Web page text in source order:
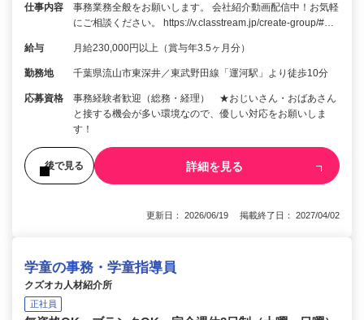
仕事内容
事務業務全般をお願いします。 会社紹介動画配信中！お気軽
にご相談ください。 https://v.classtream.jp/create-group/#…
給与 月給230,000円以上（賞与年3.5ヶ月分）
勤務地 千葉県流山市東深井／東武野田線「運河駅」より徒歩10分
応募資格
事務経験者歓迎（総務・経理） ★おじいさん・おばあさん
と接する機会が多い環境なので、優しい対応をお願いしま
す！
後で見る 詳細を見る
更新日： 2026/06/19 掲載終了日： 2027/04/02
学童の事務・学童指導員
クズオカ人材紹介所
正社員